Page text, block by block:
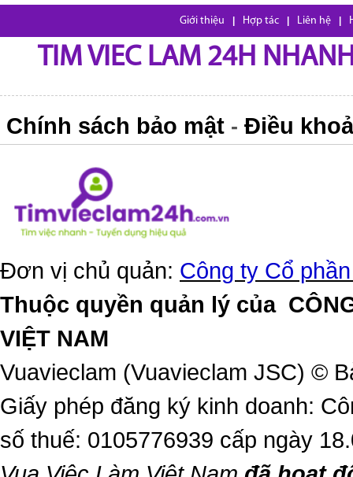
Giới thiệu Hợp tác Liên hệ
TIM VIEC LAM 24H
Chính sách bảo mật - Điều
Đơn vị chủ quản: Công ty Cổ
Thuộc quyền quản lý của
VIỆT NAM
Vuavieclam (Vuavieclam JSC) ©
Giấy phép đăng ký kinh doanh:
số thuế: 0105776939 cấp ngày